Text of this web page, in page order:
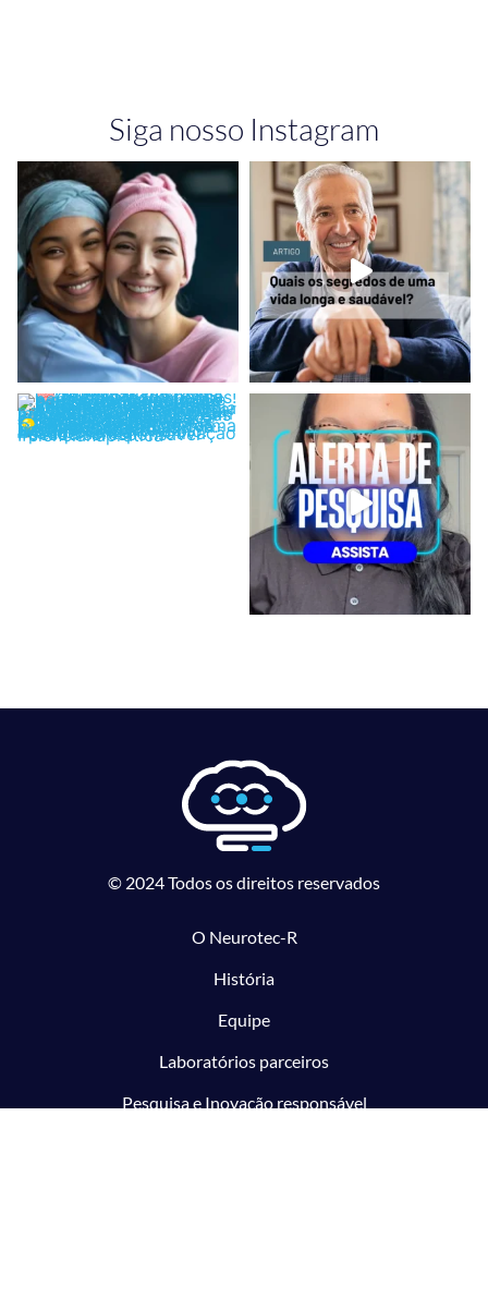
Siga nosso Instagram
© 2024 Todos os direitos reservados
O Neurotec-R
História
Equipe
Laboratórios parceiros
Pesquisa e Inovação responsável